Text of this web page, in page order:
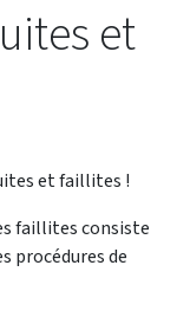
et
et faillites !
faillites consiste
procédures de